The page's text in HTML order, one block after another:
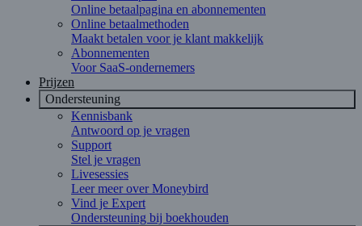
Online betaalpagina en abonnementen
Online betaalmethoden
Maakt betalen voor je klant makkelijk
Abonnementen
Voor SaaS-ondernemers
Prijzen
Ondersteuning
Kennisbank
Antwoord op je vragen
Support
Stel je vragen
Livesessies
Leer meer over Moneybird
Vind je Expert
Ondersteuning bij boekhouden